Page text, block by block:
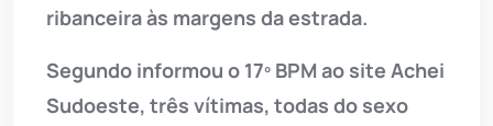
ribanceira às margens da estrada.
Segundo informou o 17º BPM ao site Achei
Sudoeste, três vítimas, todas do sexo